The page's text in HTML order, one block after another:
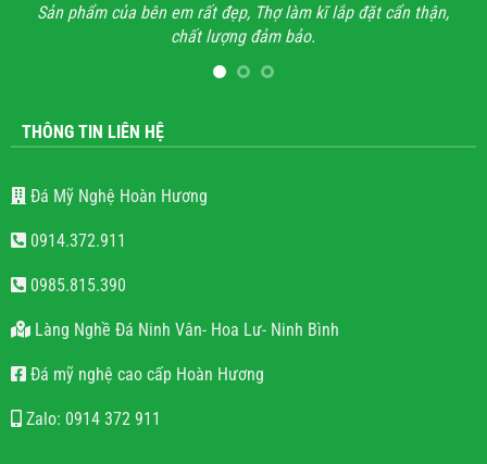
Sản phẩm của bên em rất đẹp, Thợ làm kĩ lắp đặt cẩn thận,
chất lượng đảm bảo.
THÔNG TIN LIÊN HỆ
Đá Mỹ Nghệ Hoàn Hương
0914.372.911
0985.815.390
Làng Nghề Đá Ninh Vân- Hoa Lư- Ninh Bình
Đá mỹ nghệ cao cấp Hoàn Hương
Zalo: 0914 372 911